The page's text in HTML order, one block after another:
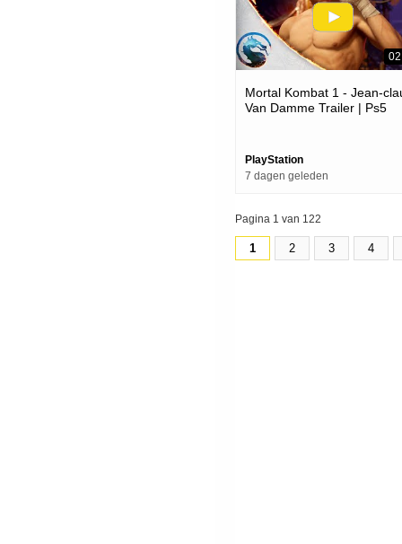
Mortal Kombat 1 - Jean-
Van Damme Trailer | Ps5
PlayStation
7 dagen geleden
Pagina 1 van 122
1 2 3 4